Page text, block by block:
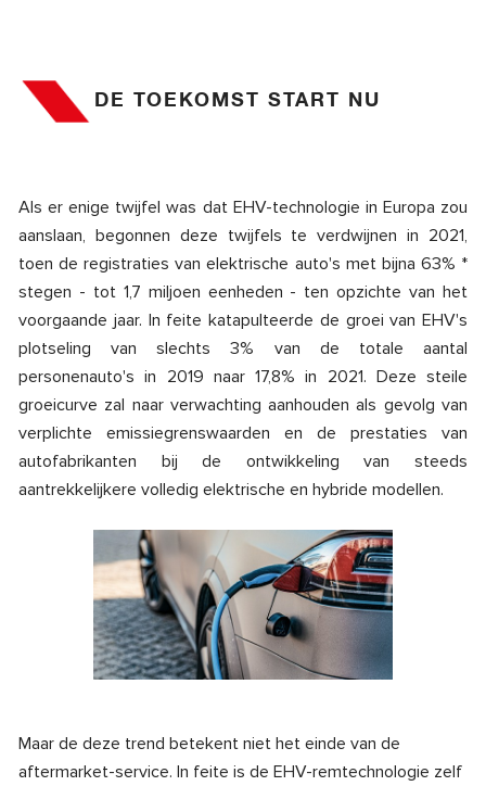
DE TOEKOMST START NU
Als er enige twijfel was dat EHV-technologie in Europa zou
aanslaan, begonnen deze twijfels te verdwijnen in 2021,
toen de registraties van elektrische auto's met bijna 63% *
stegen - tot 1,7 miljoen eenheden - ten opzichte van het
voorgaande jaar. In feite katapulteerde de groei van EHV's
plotseling van slechts 3% van de totale aantal
personenauto's in 2019 naar 17,8% in 2021. Deze steile
groeicurve zal naar verwachting aanhouden als gevolg van
verplichte emissiegrenswaarden en de prestaties van
autofabrikanten bij de ontwikkeling van steeds
aantrekkelijkere volledig elektrische en hybride modellen.
Maar de deze trend betekent niet het einde van de
aftermarket-service. In feite is de EHV-remtechnologie zelf